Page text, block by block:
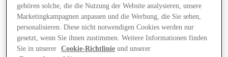
gehören solche, die die Nutzung der Website analysieren, unsere
Marketingkampagnen anpassen und die Werbung, die Sie sehen,
personalisieren. Diese nicht notwendigen Cookies werden nur
gesetzt, wenn Sie ihnen zustimmen. Weitere Informationen finden
Sie in unserer
Cookie-Richtlinie und unserer